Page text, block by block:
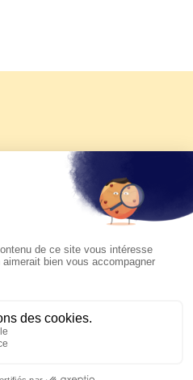
d'été 2026 de KTO
pastorale du pape Léon
à suivre sur KTO le
en Uruguay, Argentine et
6 au 17 novembre 2026